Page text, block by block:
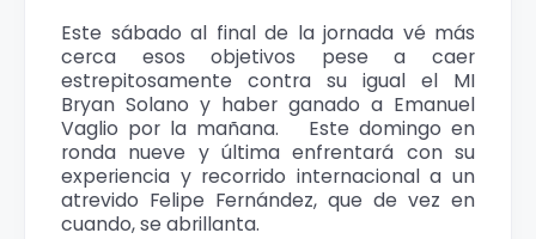
Este sábado al final de la jornada vé más
cerca esos objetivos pese a caer
estrepitosamente contra su igual el MI
Bryan Solano y haber ganado a Emanuel
Vaglio por la mañana. Este domingo en
ronda nueve y última enfrentará con su
experiencia y recorrido internacional a un
atrevido Felipe Fernández, que de vez en
cuando, se abrillanta.